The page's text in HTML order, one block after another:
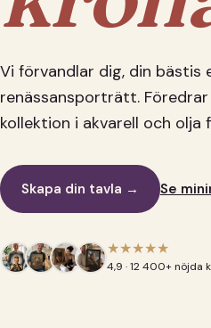
Vi förvandlar dig, din
renässansporträtt.
kollektion i akvarell och olja
Skapa din tavla → Se
★★★★★
4,9 · 12 400+ nöjda